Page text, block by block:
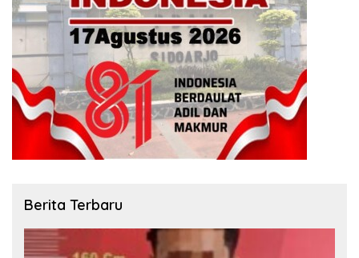
Berita Terbaru